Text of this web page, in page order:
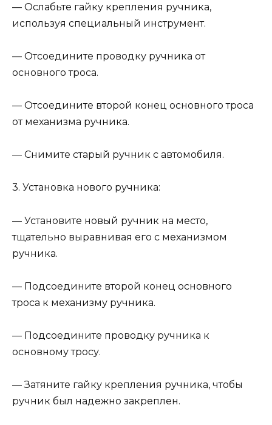
— Ослабьте гайку крепления ручника,
используя специальный инструмент.
— Отсоедините проводку ручника от
основного троса.
— Отсоедините второй конец основного троса
от механизма ручника.
— Снимите старый ручник с автомобиля.
3. Установка нового ручника:
— Установите новый ручник на место,
тщательно выравнивая его с механизмом
ручника.
— Подсоедините второй конец основного
троса к механизму ручника.
— Подсоедините проводку ручника к
основному тросу.
— Затяните гайку крепления ручника, чтобы
ручник был надежно закреплен.